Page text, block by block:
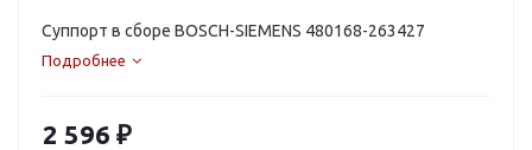
Суппорт в сборе BOSCH-SIEMENS 480168-263427
Подробнее
2 596 ₽